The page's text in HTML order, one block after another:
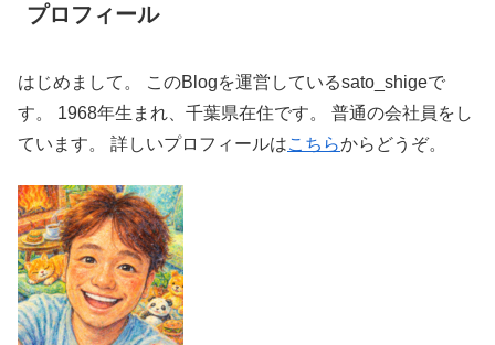
プロフィール
はじめまして。 このBlogを運営しているsato_shigeで
す。 1968年生まれ、千葉県在住です。 普通の会社員をし
ています。 詳しいプロフィールはこちらからどうぞ。